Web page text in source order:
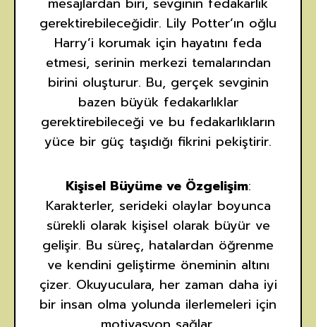
gerektirebileceğidir. Lily Potter’ın oğlu
Harry’i korumak için hayatını feda
etmesi, serinin merkezi temalarından
birini oluşturur. Bu, gerçek sevginin
bazen büyük fedakarlıklar
gerektirebileceği ve bu fedakarlıkların
yüce bir güç taşıdığı fikrini pekiştirir.
Kişisel Büyüme ve Özgelişim:
Karakterler, serideki olaylar boyunca
sürekli olarak kişisel olarak büyür ve
gelişir. Bu süreç, hatalardan öğrenme
ve kendini geliştirme öneminin altını
çizer. Okuyuculara, her zaman daha iyi
bir insan olma yolunda ilerlemeleri için